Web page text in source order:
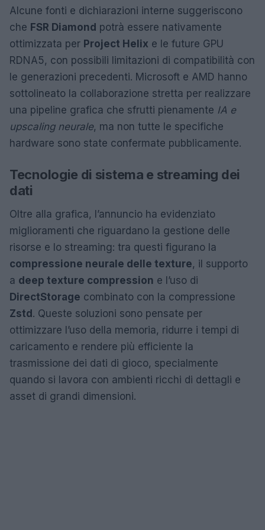
Alcune fonti e dichiarazioni interne suggeriscono
che FSR Diamond potrà essere nativamente
ottimizzata per Project Helix e le future GPU
RDNA5, con possibili limitazioni di compatibilità con
le generazioni precedenti. Microsoft e AMD hanno
sottolineato la collaborazione stretta per realizzare
una pipeline grafica che sfrutti pienamente IA e
upscaling neurale, ma non tutte le specifiche
hardware sono state confermate pubblicamente.
Tecnologie di sistema e streaming dei
dati
Oltre alla grafica, l’annuncio ha evidenziato
miglioramenti che riguardano la gestione delle
risorse e lo streaming: tra questi figurano la
compressione neurale delle texture, il supporto
a deep texture compression e l’uso di
DirectStorage combinato con la compressione
Zstd. Queste soluzioni sono pensate per
ottimizzare l’uso della memoria, ridurre i tempi di
caricamento e rendere più efficiente la
trasmissione dei dati di gioco, specialmente
quando si lavora con ambienti ricchi di dettagli e
asset di grandi dimensioni.